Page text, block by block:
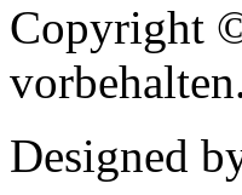
Copyright
Designed